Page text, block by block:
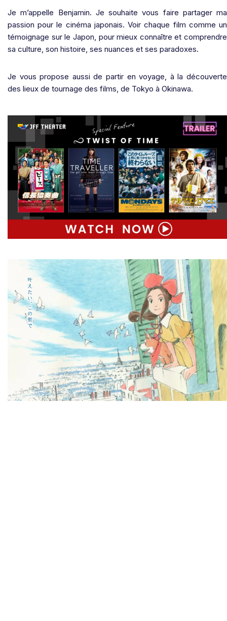
Je m’appelle Benjamin. Je souhaite vous faire partager ma
passion pour le cinéma japonais. Voir chaque film comme un
témoignage sur le Japon, pour mieux connaître et comprendre
sa culture, son histoire, ses nuances et ses paradoxes.
Je vous propose aussi de partir en voyage, à la découverte
des lieux de tournage des films, de Tokyo à Okinawa.